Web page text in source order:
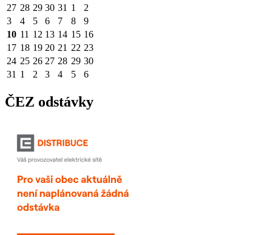
27 28 29 30 31 1
2
3
4 5 6 7 8
9
10 11 12 13 14 15 16
17 18 19 20 21 22 23
24 25 26 27 28 29 30
31 1 2 3 4 5 6
ČEZ odstávky